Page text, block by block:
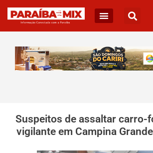
Suspeitos de assaltar carro-
vigilante em Campina